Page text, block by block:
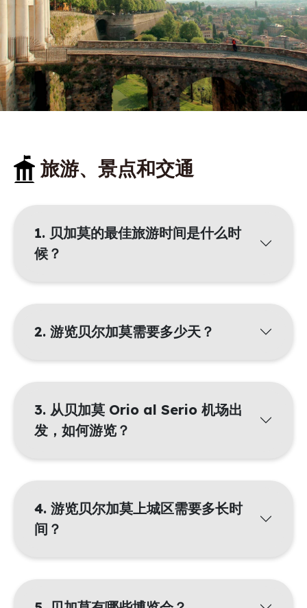
旅游、景点和交通
1. 贝加莫的最佳旅游时间是什么时
候？
2. 游览贝尔加莫需要多少天？
3. 从贝加莫 Orio al Serio 机场出
发，如何游览？
4. 游览贝尔加莫上城区需要多长时
间？